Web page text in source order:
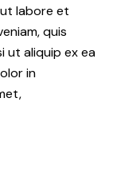
labore et
quis
ut aliquip ex ea
in